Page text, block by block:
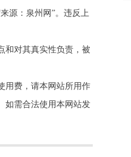
源：泉州网”。违反上
和对其真实性负责，被
用费，请本网站所用作
如需合法使用本网站发